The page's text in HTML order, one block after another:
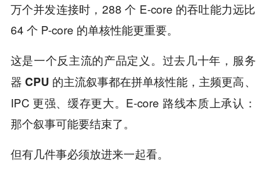
万个并发连接时，288 个 E-core 的吞吐能力远比
64 个 P-core 的单核性能更重要。
这是一个反主流的产品定义。 过去几十年，服务
器 CPU 的主流叙事都在拼单核性能， 主频更高、
IPC 更强、缓存更大。E-core 路线本质上承认：
那个叙事可能要结束了。
但有几件事必须放进来一起看。